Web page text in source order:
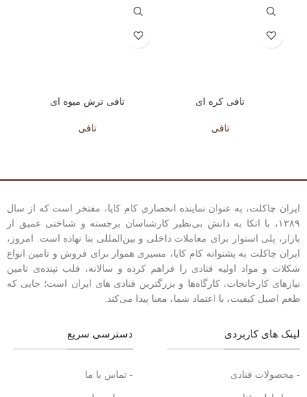
تافی کره ای
تافی
تافی ترش میوه ای
تافی
ایران چاکلت، به عنوان نماینده انحصاری کام کایا، مفتخر است که از سال
۱۳۸۹، با اتکا به دانش بی‌نظیر کارشناسان برجسته و شناختی عمیق از
بازار، پلی استوار برای معاملات داخلی و بین‌المللی بنا نهاده است. امروز،
ایران چاکلت به پشتوانه کام کایا، مسیری هموار برای فروش و تامین انواع
شکلات و مواد اولیه قنادی را فراهم کرده و سالانه، قلب تپنده‌ی تامین
نیازهای کارخانجات، کارگاه‌ها و بزرگترین قنادی های ایران است؛ جایی که
طعم اصیل کیفیت، با اعتماد شما، معنا پیدا می‌کند.
لینک های کاربردی
- محصولات قنادی
دسترسی سریع
- تماس با ما